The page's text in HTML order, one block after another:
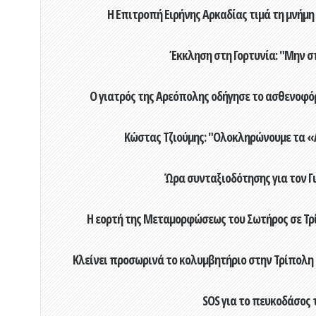
Η Επιτροπή Ειρήνης Αρκαδίας τιμά τη
Έκκληση στη Γορτυνία: "Μην
Ο γιατρός της Αρεόπολης οδήγησε το
Κώστας Τζιούμης: "Ολοκληρώνουμε τα
Ώρα συνταξιοδότησης για τον
Η εορτή της Μεταμορφώσεως του Σωτήρος σε
Κλείνει προσωρινά το κολυμβητήριο στην
SOS για το πευκοδάσος